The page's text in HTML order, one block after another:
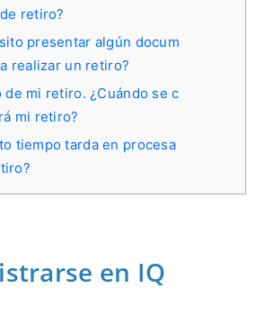
retiro?
presentar algún docum
realizar un retiro?
de mi retiro. ¿Cuándo se c
mi retiro?
tiempo tarda en procesa
en IQ